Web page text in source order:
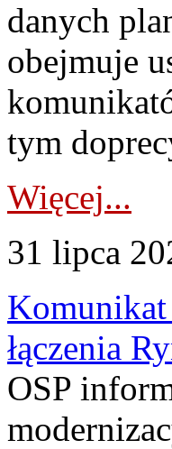
danych
obejmuje
tym
Więcej...
31 lipca
Komunikat
łączenia
OSP